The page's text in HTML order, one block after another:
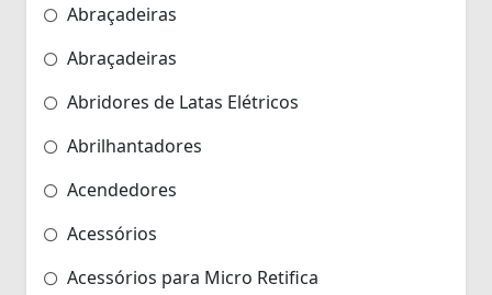
Abraçadeiras
Abraçadeiras
Abridores de Latas Elétricos
Abrilhantadores
Acendedores
Acessórios
Acessórios para Micro Retifica